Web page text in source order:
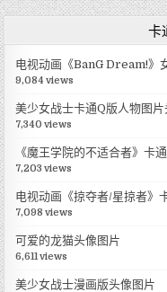
卡
电视动画《BanG Dream!》
9,084 views
美少女战士卡通Q版人物图片
7,340 views
《魔王学院的不适合者》卡
7,203 views
电视动画《掠夺者/星掠者》
7,098 views
可爱的龙猫头像图片
6,611 views
美少女战士漫画版头像图片